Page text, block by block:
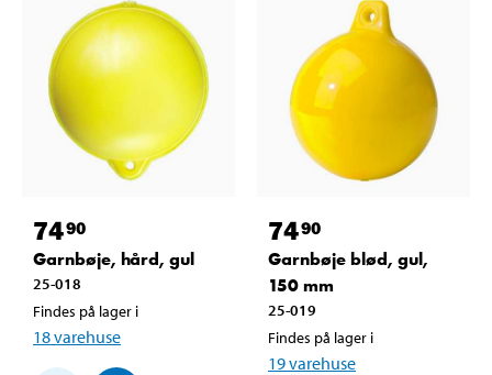
7490
Garnbøje, hård, gul
25-018
Findes på lager i
18varehuse
7490
Garnbøje blød, gul,
150 mm
25-019
Findes på lager i
19varehuse